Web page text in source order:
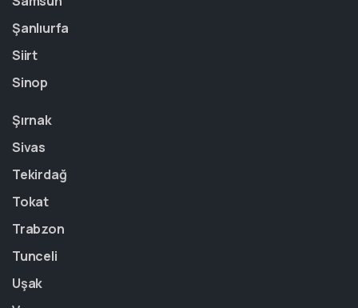
Şanlıurfa
Siirt
Sinop
Şırnak
Sivas
Tekirdağ
Tokat
Trabzon
Tunceli
Uşak